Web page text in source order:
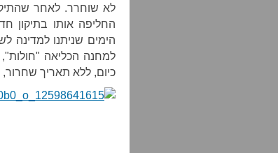
לא שוחרר. לאחר
הימים שניתנו למדינה
למחנה הכליאה
כיום, ללא תאריך